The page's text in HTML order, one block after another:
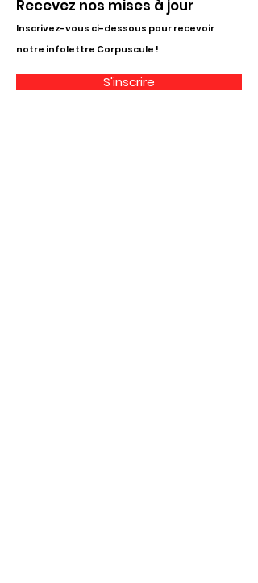
Recevez nos mises à jour
Inscrivez-vous ci-dessous pour recevoir
notre infolettre Corpuscule !
S'inscrire